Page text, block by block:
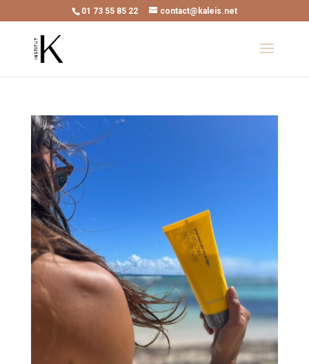
01 73 55 85 22 contact@kaleis.net